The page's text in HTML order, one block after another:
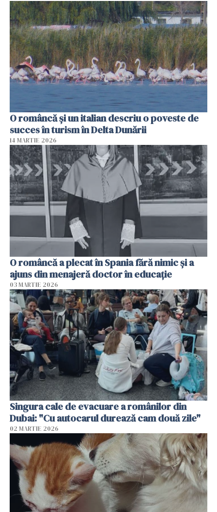
O româncă și un italian descriu o poveste de
succes în turism în Delta Dunării
14 MARTIE 2026
O româncă a plecat în Spania fără nimic și a
ajuns din menajeră doctor în educație
03 MARTIE 2026
Singura cale de evacuare a românilor din
Dubai: "Cu autocarul durează cam două zile"
02 MARTIE 2026